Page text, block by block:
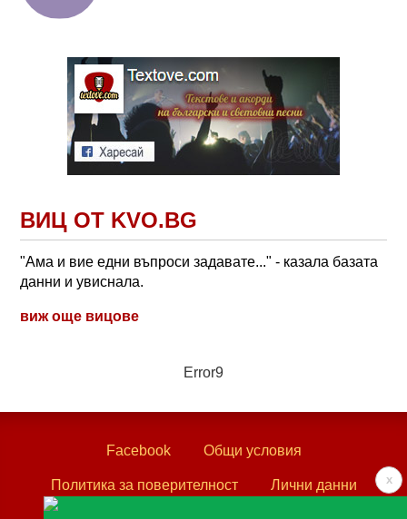
ВИЦ ОТ KVO.BG
"Ама и вие едни въпроси задавате..." - казала базата
данни и увиснала.
виж още вицове
Error9
x
Facebook Общи условия
Политика за поверителност Лични данни